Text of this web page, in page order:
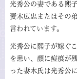
光秀公の妻である熙
妻木広忠またはその
言われています。
光秀公に熙子が嫁ぐ
を患い、顔に痘痕が
った妻木氏は光秀公